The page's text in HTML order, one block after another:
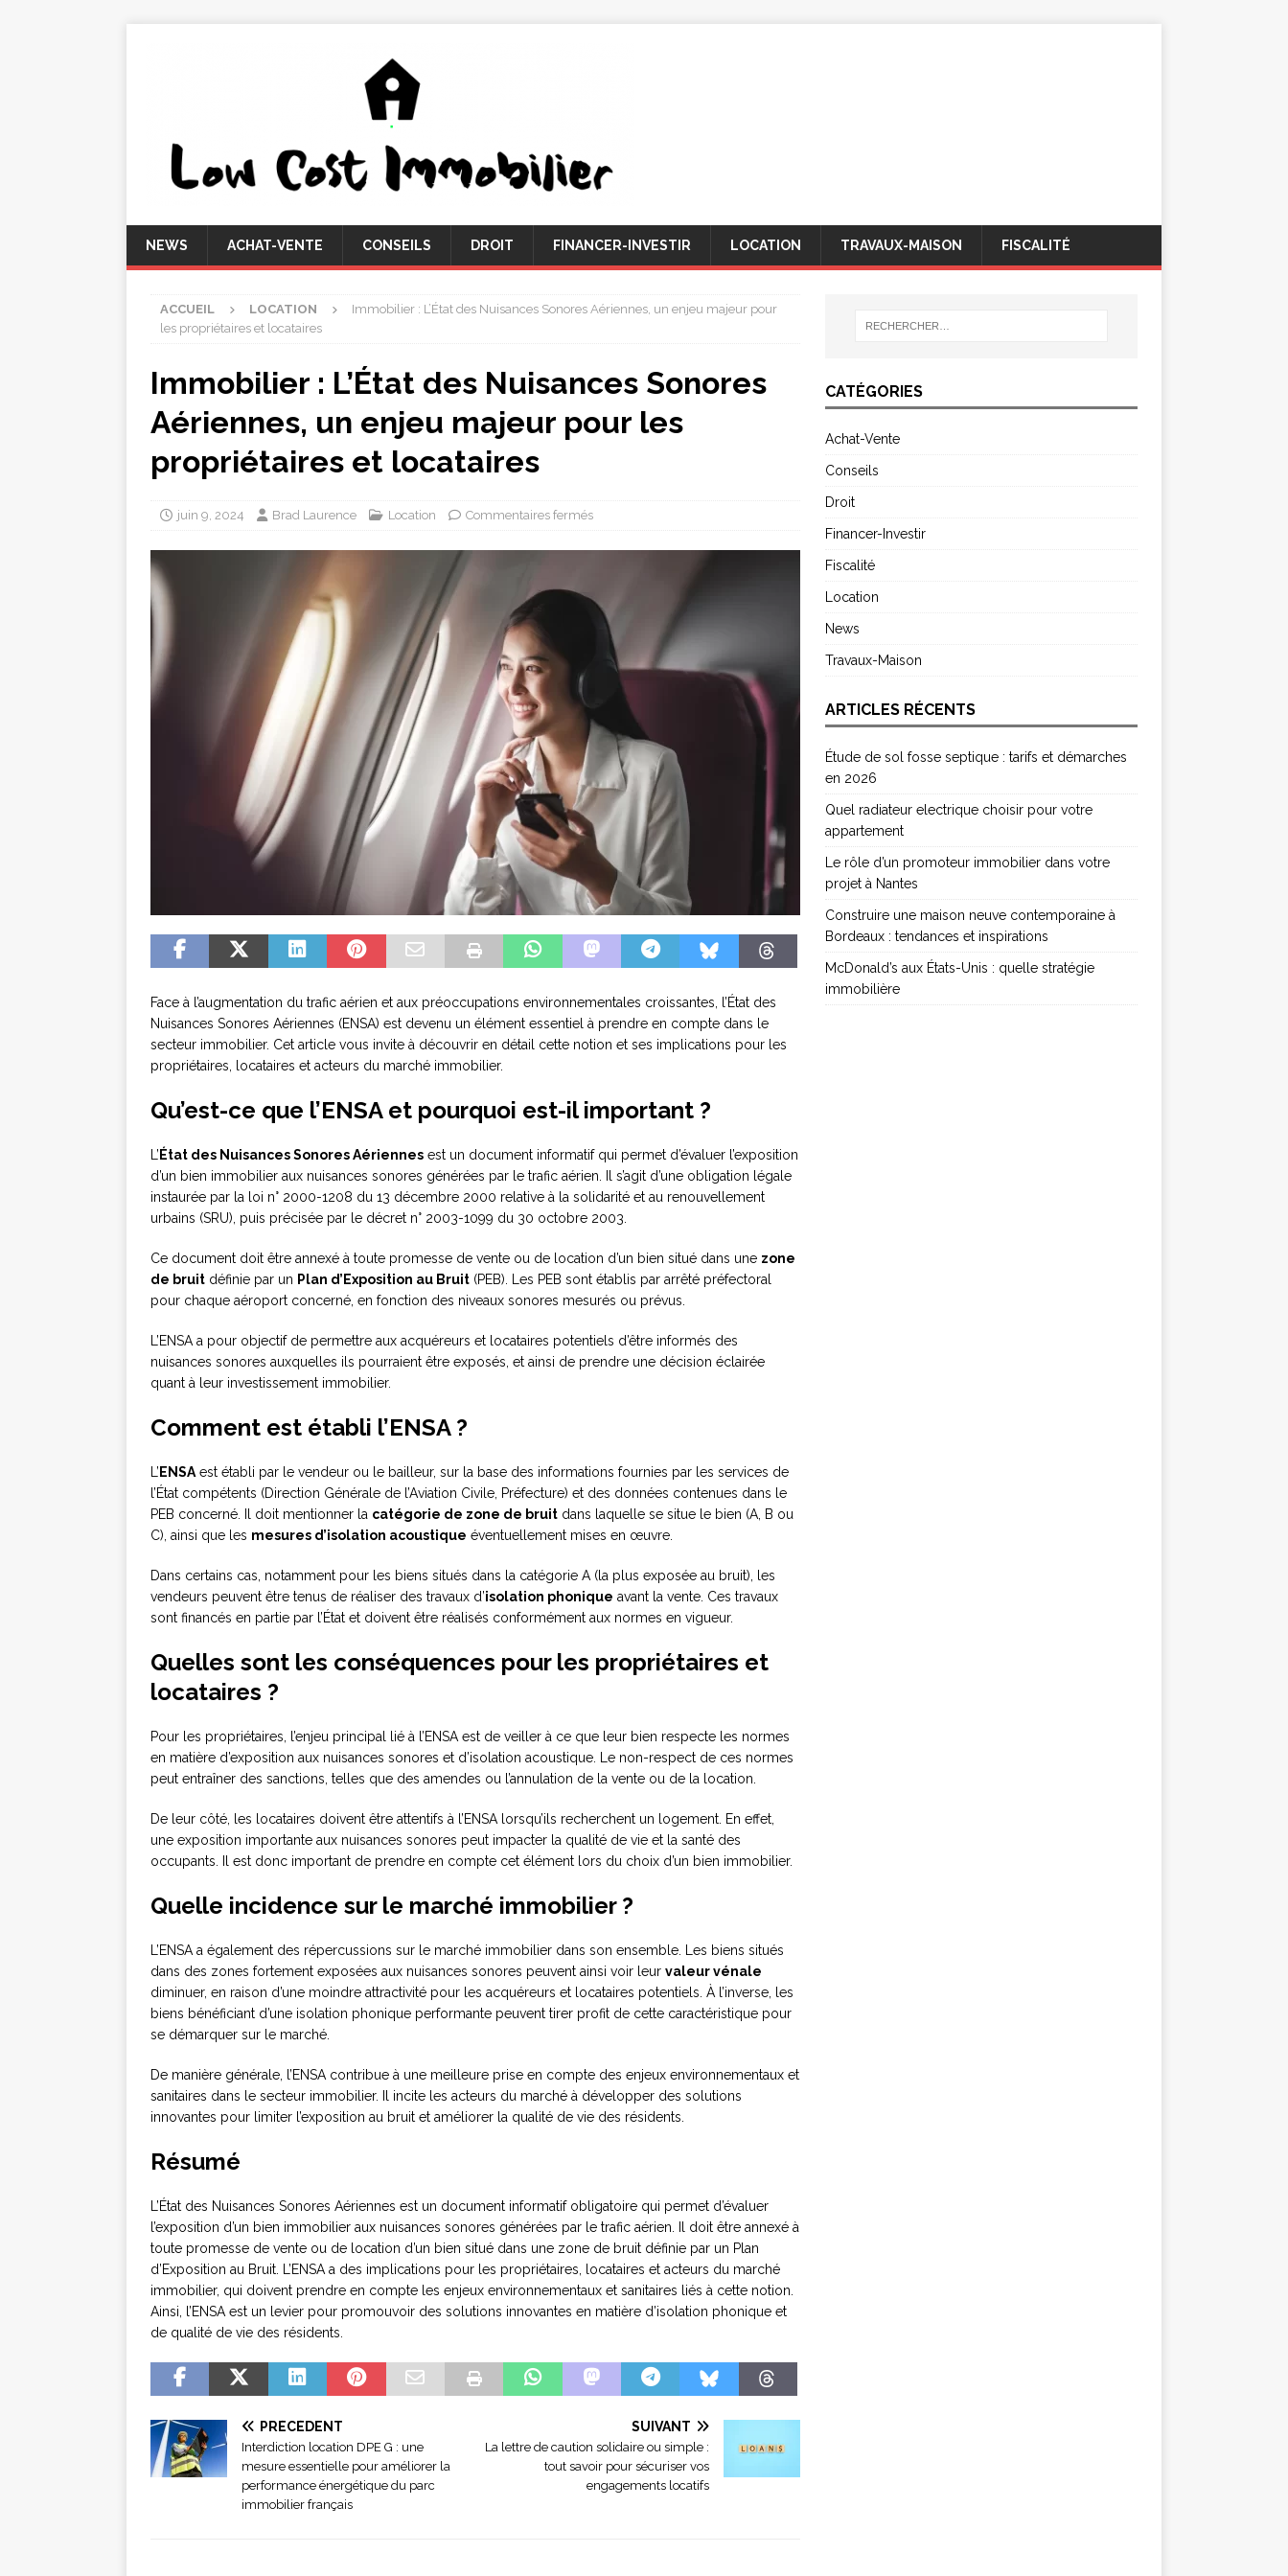
NEWS ACHAT-VENTE CONSEILS DROIT FINANCER-INVESTIR LOCATION TRAVAUX-MAISON FISCALITÉ
ACCUEIL LOCATION
Immobilier : L’État des Nuisances Sonores Aériennes, un enjeu majeur pour
les propriétaires et locataires
Immobilier : L’État des Nuisances Sonores
Aériennes, un enjeu majeur pour les
propriétaires et locataires
juin 9, 2024 Brad Laurence Location Commentaires fermés
Face à l’augmentation du trafic aérien et aux préoccupations environnementales croissantes, l’État des
Nuisances Sonores Aériennes (ENSA) est devenu un élément essentiel à prendre en compte dans le
secteur immobilier. Cet article vous invite à découvrir en détail cette notion et ses implications pour les
propriétaires, locataires et acteurs du marché immobilier.
Qu’est-ce que l’ENSA et pourquoi est-il important ?
L’ État des Nuisances Sonores Aériennes est un document informatif qui permet d’évaluer l’exposition
d’un bien immobilier aux nuisances sonores générées par le trafic aérien. Il s’agit d’une obligation légale
instaurée par la loi n° 2000-1208 du 13 décembre 2000 relative à la solidarité et au renouvellement
urbains (SRU), puis précisée par le décret n° 2003-1099 du 30 octobre 2003.
Ce document doit être annexé à toute promesse de vente ou de location d’un bien situé dans une zone
de bruit définie par un Plan d’Exposition au Bruit (PEB). Les PEB sont établis par arrêté préfectoral
pour chaque aéroport concerné, en fonction des niveaux sonores mesurés ou prévus.
L’ENSA a pour objectif de permettre aux acquéreurs et locataires potentiels d’être informés des
nuisances sonores auxquelles ils pourraient être exposés, et ainsi de prendre une décision éclairée
quant à leur investissement immobilier.
Comment est établi l’ENSA ?
L’ ENSA est établi par le vendeur ou le bailleur, sur la base des informations fournies par les services de
l’État compétents (Direction Générale de l’Aviation Civile, Préfecture) et des données contenues dans le
PEB concerné. Il doit mentionner la catégorie de zone de bruit dans laquelle se situe le bien (A, B ou
C), ainsi que les mesures d’isolation acoustique éventuellement mises en œuvre.
Dans certains cas, notamment pour les biens situés dans la catégorie A (la plus exposée au bruit), les
vendeurs peuvent être tenus de réaliser des travaux d’isolation phonique avant la vente. Ces travaux
sont financés en partie par l’État et doivent être réalisés conformément aux normes en vigueur.
Quelles sont les conséquences pour les propriétaires et
locataires ?
Pour les propriétaires, l’enjeu principal lié à l’ENSA est de veiller à ce que leur bien respecte les normes
en matière d’exposition aux nuisances sonores et d’isolation acoustique. Le non-respect de ces normes
peut entraîner des sanctions, telles que des amendes ou l’annulation de la vente ou de la location.
De leur côté, les locataires doivent être attentifs à l’ENSA lorsqu’ils recherchent un logement. En effet,
une exposition importante aux nuisances sonores peut impacter la qualité de vie et la santé des
occupants. Il est donc important de prendre en compte cet élément lors du choix d’un bien immobilier.
Quelle incidence sur le marché immobilier ?
L’ENSA a également des répercussions sur le marché immobilier dans son ensemble. Les biens situés
dans des zones fortement exposées aux nuisances sonores peuvent ainsi voir leur valeur vénale
diminuer, en raison d’une moindre attractivité pour les acquéreurs et locataires potentiels. À l’inverse, les
biens bénéficiant d’une isolation phonique performante peuvent tirer profit de cette caractéristique pour
se démarquer sur le marché.
De manière générale, l’ENSA contribue à une meilleure prise en compte des enjeux environnementaux et
sanitaires dans le secteur immobilier. Il incite les acteurs du marché à développer des solutions
innovantes pour limiter l’exposition au bruit et améliorer la qualité de vie des résidents.
Résumé
L’État des Nuisances Sonores Aériennes est un document informatif obligatoire qui permet d’évaluer
l’exposition d’un bien immobilier aux nuisances sonores générées par le trafic aérien. Il doit être annexé à
toute promesse de vente ou de location d’un bien situé dans une zone de bruit définie par un Plan
d’Exposition au Bruit. L’ENSA a des implications pour les propriétaires, locataires et acteurs du marché
immobilier, qui doivent prendre en compte les enjeux environnementaux et sanitaires liés à cette notion.
Ainsi, l’ENSA est un levier pour promouvoir des solutions innovantes en matière d’isolation phonique et
de qualité de vie des résidents.
PRÉCÉDENT
Interdiction location DPE G : une
mesure essentielle pour améliorer la
performance énergétique du parc
immobilier français
SUIVANT
La lettre de caution solidaire ou simple :
tout savoir pour sécuriser vos
engagements locatifs
CATÉGORIES
Achat-Vente
Conseils
Droit
Financer-Investir
Fiscalité
Location
News
Travaux-Maison
ARTICLES RÉCENTS
Étude de sol fosse septique : tarifs et démarches
en 2026
Quel radiateur electrique choisir pour votre
appartement
Le rôle d’un promoteur immobilier dans votre
projet à Nantes
Construire une maison neuve contemporaine à
Bordeaux : tendances et inspirations
McDonald’s aux États-Unis : quelle stratégie
immobilière